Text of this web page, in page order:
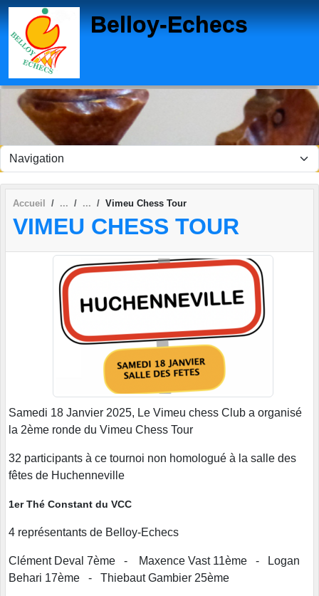
Belloy-Echecs
Accueil Vimeu Chess Tour
VIMEU CHESS TOUR
Samedi 18 Janvier 2025, Le Vimeu chess Club a organisé
la 2ème ronde du Vimeu Chess Tour
32 participants à ce tournoi non homologué à la salle des
fêtes de Huchenneville
1er Thé Constant du VCC
4 représentants de Belloy-Echecs
Clément Deval 7ème - Maxence Vast 11ème - Logan
Behari 17ème - Thiebaut Gambier 25ème
Panneau de gestion des cookies